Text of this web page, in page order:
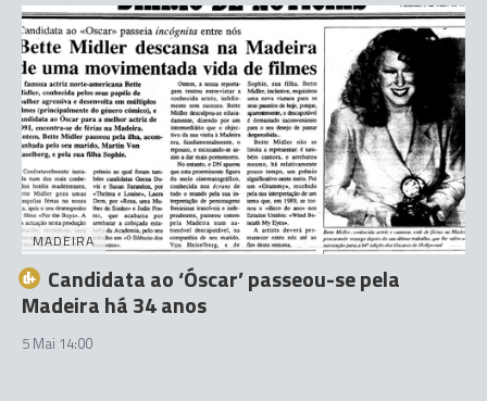
MADEIRA
Candidata ao ‘Óscar’ passeou-se pela
Madeira há 34 anos
5 Mai 14:00